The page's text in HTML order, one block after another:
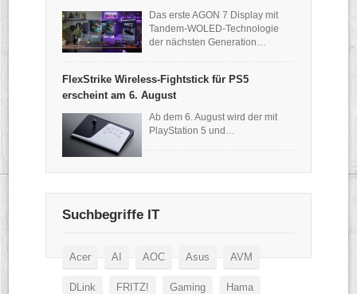
Das erste AGON 7 Display mit
Tandem-WOLED-Technologie
der nächsten Generation…
FlexStrike Wireless-Fightstick für PS5
erscheint am 6. August
Ab dem 6. August wird der mit
PlayStation 5 und…
Suchbegriffe IT
Acer AI AOC Asus AVM
DLink FRITZ! Gaming Hama